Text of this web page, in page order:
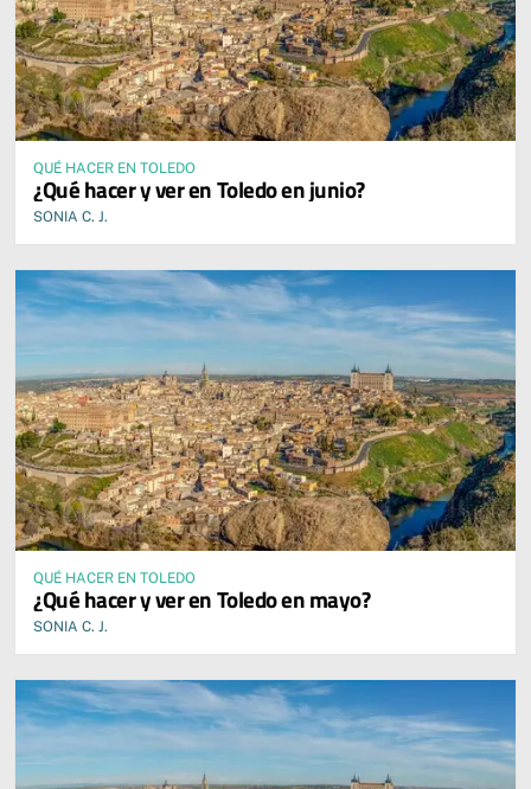
QUÉ HACER EN TOLEDO
¿Qué hacer y ver en Toledo en junio?
SONIA C. J.
QUÉ HACER EN TOLEDO
¿Qué hacer y ver en Toledo en mayo?
SONIA C. J.